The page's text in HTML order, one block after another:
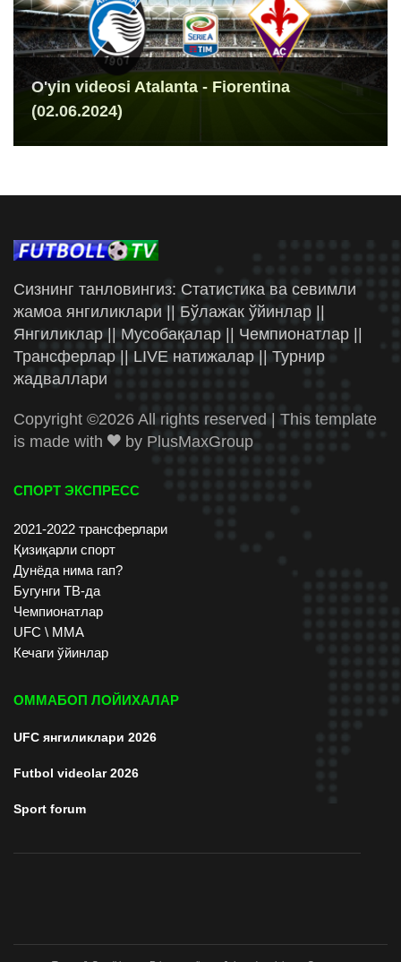
O'yin videosi Atalanta - Fiorentina
(02.06.2024)
Сизнинг танловингиз: Статистика ва севимли
жамоа янгиликлари || Бўлажак ўйинлар ||
Янгиликлар || Мусобақалар || Чемпионатлар ||
Трансферлар || LIVE натижалар || Турнир
жадваллари
Copyright ©2026 All rights reserved | This template
is made with
by PlusMaxGroup
СПОРТ ЭКСПРЕСС
2021-2022 трансферлари
Қизиқарли спорт
Дунёда нима гап?
Бугунги ТВ-да
Чемпионатлар
UFC \ ММА
Кечаги ўйинлар
ОММАБОП ЛОЙИХАЛАР
UFC янгиликлари 2026
Futbol videolar 2026
Sport forum